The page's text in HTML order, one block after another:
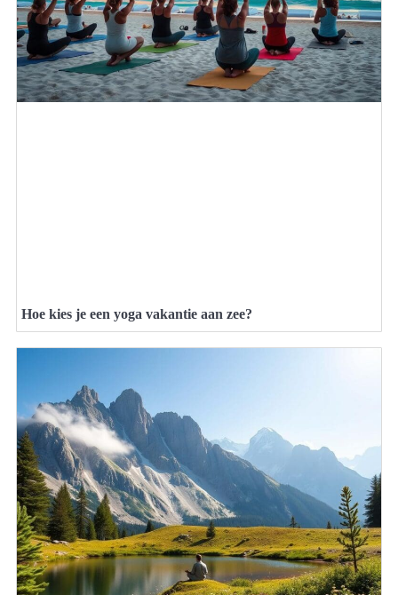
Hoe kies je een yoga vakantie aan zee?